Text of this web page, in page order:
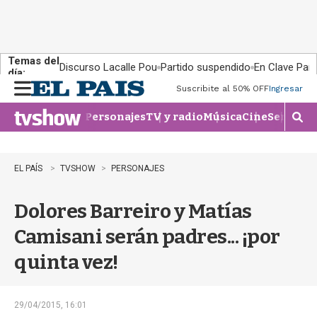
Temas del
día:
Discurso Lacalle Pou Partido suspendido En Clave País
n
u
Suscribite al 50% OFFIngresar
PersonajesTV y radioMúsicaCineSeries
M
o
EL PAÍS TVSHOW PERSONAJES
Dolores Barreiro y Matías
Camisani serán padres... ¡por
quinta vez!
29/04/2015, 16:01